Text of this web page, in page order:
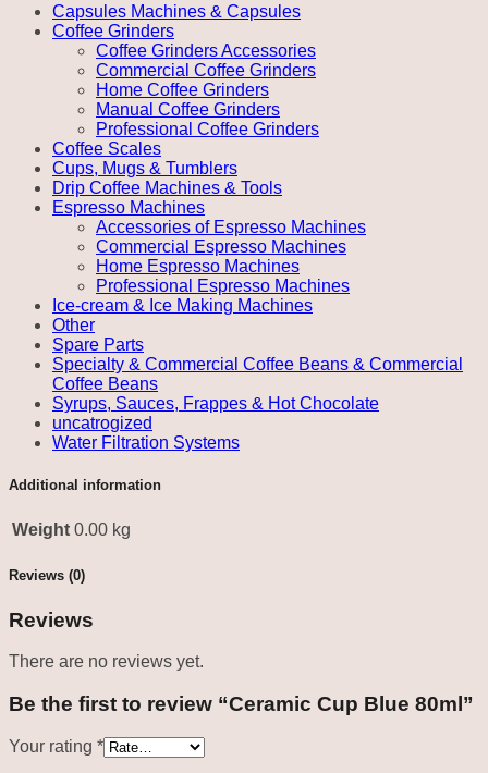
Capsules Machines & Capsules
Coffee Grinders
Coffee Grinders Accessories
Commercial Coffee Grinders
Home Coffee Grinders
Manual Coffee Grinders
Professional Coffee Grinders
Coffee Scales
Cups, Mugs & Tumblers
Drip Coffee Machines & Tools
Espresso Machines
Accessories of Espresso Machines
Commercial Espresso Machines
Home Espresso Machines
Professional Espresso Machines
Ice-cream & Ice Making Machines
Other
Spare Parts
Specialty & Commercial Coffee Beans & Commercial
Coffee Beans
Syrups, Sauces, Frappes & Hot Chocolate
uncatrogized
Water Filtration Systems
Additional information
Weight 0.00 kg
Reviews (0)
Reviews
There are no reviews yet.
Be the first to review “Ceramic Cup Blue 80ml”
Your rating *